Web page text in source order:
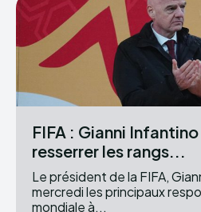
FIFA : Gianni
resserrer les rangs...
Le président de la FIFA,
mercredi les principaux
mondiale à...